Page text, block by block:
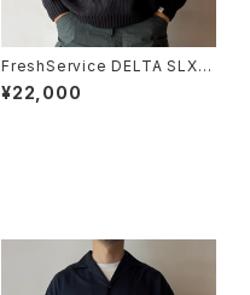
FreshService DELTA SLX C
REW NECK KNIT
¥22,000